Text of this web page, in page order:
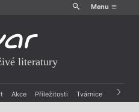
Menu
literatury
Akce Příležitosti Tvárnice Archiv